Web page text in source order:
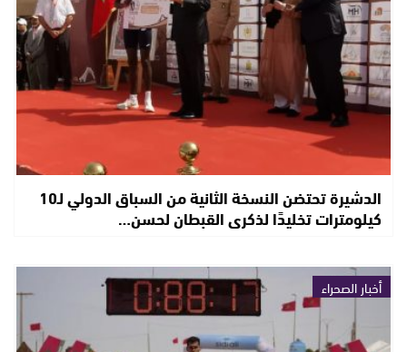
الدشيرة تحتضن النسخة الثانية من السباق الدولي لـ10
كيلومترات تخليدًا لذكرى القبطان لحسن…
أخبار الصحراء